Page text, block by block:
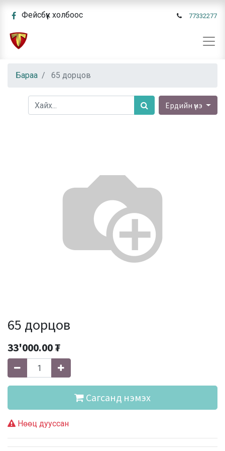
Фейсбүүк холбоос 77332277
Бараа 65 дорцов
Ердийн үнэ
65 дорцов
33'000.00₮
Сагсанд нэмэх
Нөөц дууссан